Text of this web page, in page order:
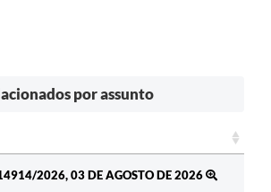
por assunto
2026, 03 DE AGOSTO DE 2026